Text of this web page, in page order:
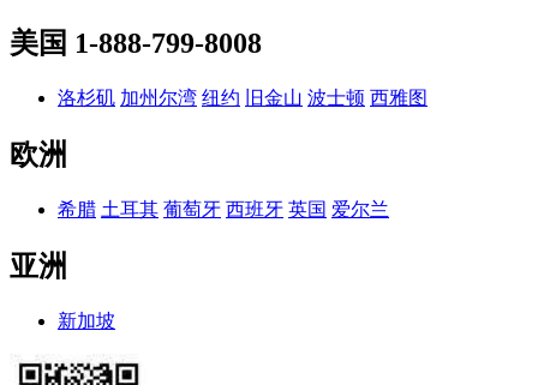
美国 1-888-799-8008
洛杉矶 加州尔湾 纽约 旧金山 波士顿 西雅图
欧洲
希腊 土耳其 葡萄牙 西班牙 英国 爱尔兰
亚洲
新加坡